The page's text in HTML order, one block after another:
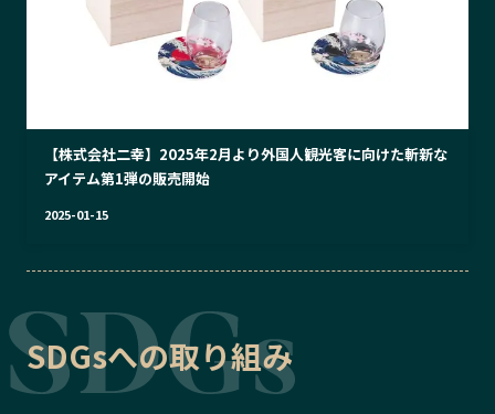
【株式会社二幸】2025年2月より外国人観光客に向けた斬新な
アイテム第1弾の販売開始
2025-01-15
SDGsへの取り組み